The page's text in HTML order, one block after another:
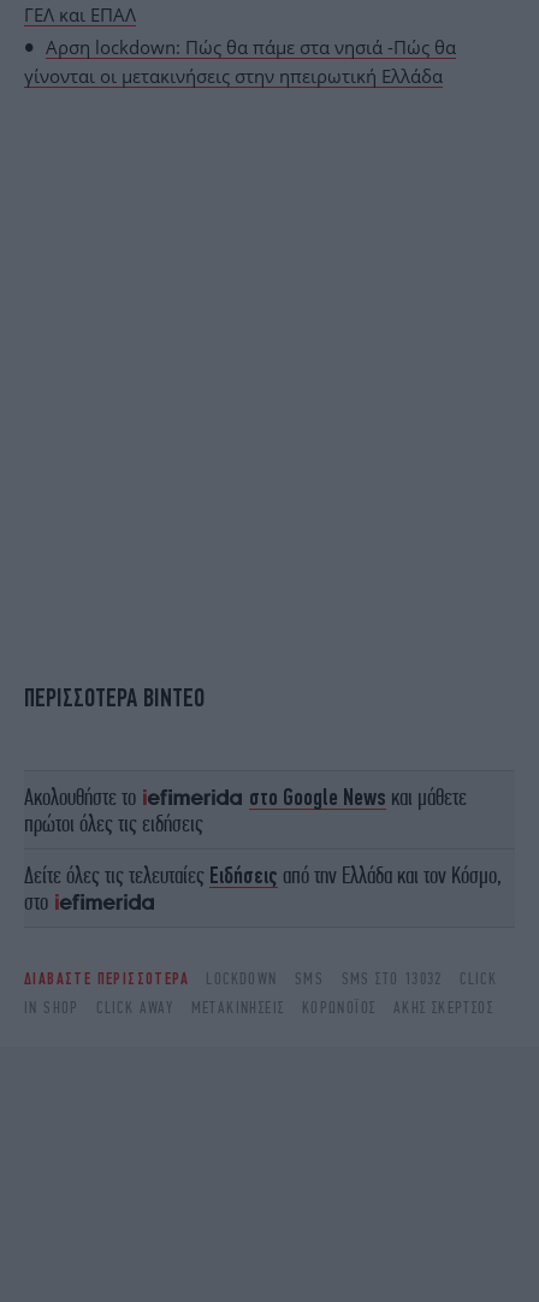
ΓΕΛ και ΕΠΑΛ
Αρση lockdown: Πώς θα πάμε στα νησιά -Πώς θα
γίνονται οι μετακινήσεις στην ηπειρωτική Ελλάδα
ΠΕΡΙΣΣΟΤΕΡΑ ΒΙΝΤΕΟ
Ακολουθήστε το στο Google News και μάθετε
πρώτοι όλες τις ειδήσεις
Δείτε όλες τις τελευταίες Ειδήσεις από την Ελλάδα και τον Κόσμο,
στο
ΔΙΑΒΑΣΤΕ ΠΕΡΙΣΣΟΤΕΡΑ LOCKDOWN SMS SMS ΣΤΟ 13032
CLICK
IN SHOP
CLICK AWAY ΜΕΤΑΚΙΝΉΣΕΙΣ ΚΟΡΩΝΟΪΌΣ ΑΚΗΣ ΣΚΈΡΤΣΟΣ